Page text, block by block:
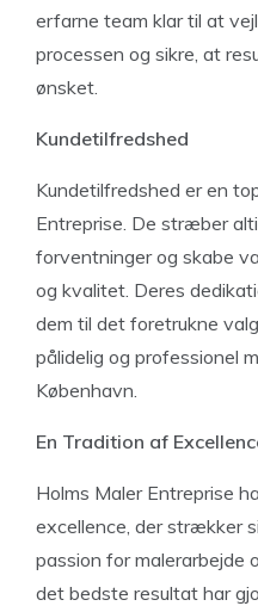
erfarne team klar til at
processen og sikre, at
ønsket.
Kundetilfredshed
Kundetilfredshed er en
Entreprise. De stræber
forventninger og skabe
og kvalitet. Deres
dem til det foretrukne
pålidelig og professionel
København.
En Tradition af
Holms Maler Entreprise
excellence, der strækker
passion for malerarbejde
det bedste resultat har